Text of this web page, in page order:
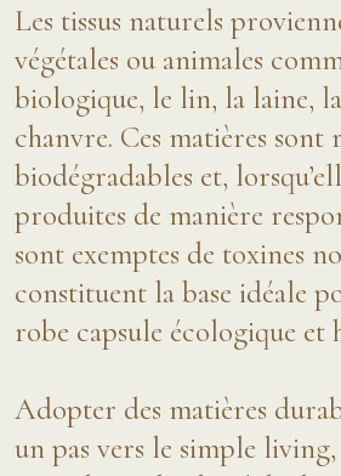
Les tissus naturels
végétales ou animales
biologique, le lin, la laine,
chanvre. Ces matières sont
biodégradables et,
produites de manière
sont exemptes de toxines
constituent la base idéale
robe capsule écologique et
Adopter des matières
un pas vers le simple